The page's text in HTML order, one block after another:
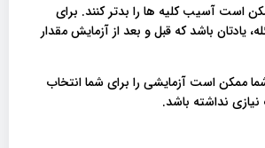
است آسیب کلیه ها را بدتر کنند. برای
یادتان باشد که قبل و بعد از آزمایش مقدار
ممکن است آزمایشی را برای شما انتخاب
نداشته باشد.